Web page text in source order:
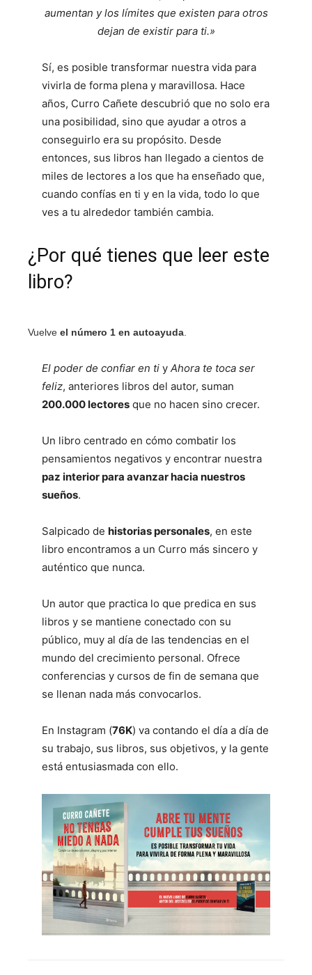
aumentan y los límites que existen para otros
dejan de existir para ti.»
Sí, es posible transformar nuestra vida para
vivirla de forma plena y maravillosa. Hace
años, Curro Cañete descubrió que no solo era
una posibilidad, sino que ayudar a otros a
conseguirlo era su propósito. Desde
entonces, sus libros han llegado a cientos de
miles de lectores a los que ha enseñado que,
cuando confías en ti y en la vida, todo lo que
ves a tu alrededor también cambia.
¿Por qué tienes que leer este
libro?
Vuelve el número 1 en autoayuda.
El poder de confiar en ti y Ahora te toca ser
feliz, anteriores libros del autor, suman
200.000 lectores que no hacen sino crecer.
Un libro centrado en cómo combatir los
pensamientos negativos y encontrar nuestra
paz interior para avanzar hacia nuestros
sueños.
Salpicado de historias personales, en este
libro encontramos a un Curro más sincero y
auténtico que nunca.
Un autor que practica lo que predica en sus
libros y se mantiene conectado con su
público, muy al día de las tendencias en el
mundo del crecimiento personal. Ofrece
conferencias y cursos de fin de semana que
se llenan nada más convocarlos.
En Instagram (76K) va contando el día a día de
su trabajo, sus libros, sus objetivos, y la gente
está entusiasmada con ello.